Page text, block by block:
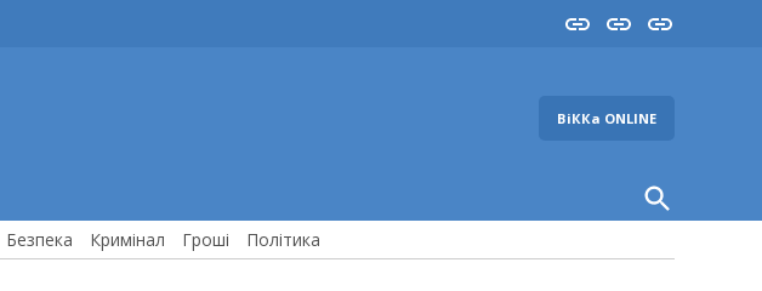
InstaYouTube
FB
ВіККа ONLINE
Open
Search
Безпека Кримінал Гроші Політика